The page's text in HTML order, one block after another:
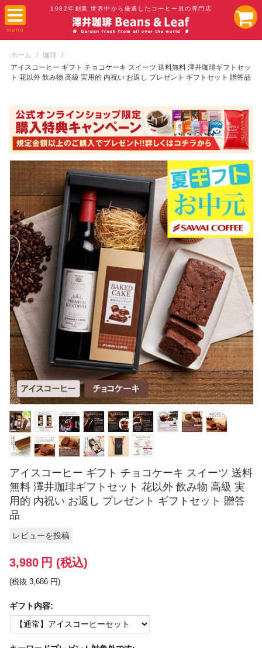
1982年創業 世界中から厳選したコーヒー豆の専門店
ホーム / 珈琲 /
アイスコーヒー ギフト チョコケーキ スイーツ 送料無料 澤井珈琲ギフトセッ
ト 花以外 飲み物 高級 実用的 内祝い お返し プレゼント ギフトセット 贈答品
アイスコーヒー ギフト チョコケーキ スイーツ 送料
無料 澤井珈琲ギフトセット 花以外 飲み物 高級 実
用的 内祝い お返し プレゼント ギフトセット 贈答
品
レビューを投稿
3,980 円 (税込)
(税抜 3,686 円)
ギフト内容: